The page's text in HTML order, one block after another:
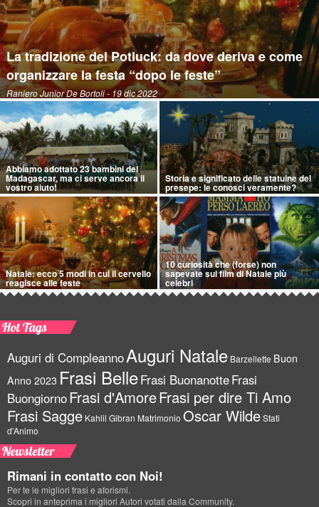
La tradizione del Potluck: da dove deriva e come
organizzare la festa “dopo le feste”
Raniero Junior De Bortoli- 19 dic 2022
Abbiamo adottato 23 bambini del
Madagascar, ma ci serve ancora il
vostro aiuto!
Storia e significato delle statuine del
presepe: le conosci veramente?
Natale: ecco 5 modi in cui il cervello
reagisce alle feste
10 curiosità che (forse) non
sapevate sui film di Natale più
celebri
Hot Tags
Auguri di CompleannoAuguri Natale Barzellette Buon
Anno 2023 Frasi BelleFrasi BuonanotteFrasi
BuongiornoFrasi d'AmoreFrasi per dire Ti Amo
Frasi Sagge Kahlil Gibran Matrimonio Oscar WildeStati
d'Animo
Newsletter
Rimani in contatto con Noi!
Per te le migliori frasi e aforismi.
Scopri in anteprima i migliori Autori votati dalla Community.